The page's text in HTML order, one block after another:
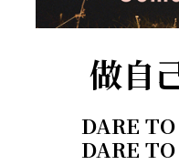
做自
DARE
DARE